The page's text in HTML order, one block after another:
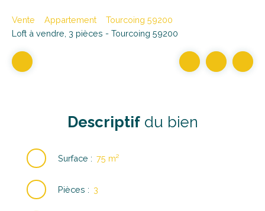
Vente Appartement
Tourcoing 59200
Loft à vendre, 3 pièces - Tourcoing 59200
Descriptifdu bien
Surface : 75 m²
Pièces : 3